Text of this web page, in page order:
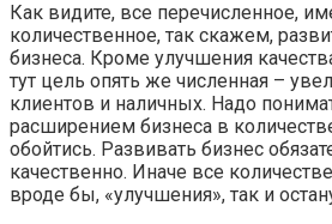
Как видите, все перечисленное,
количественное, так скажем,
бизнеса. Кроме улучшения
тут цель опять же численная –
клиентов и наличных. Надо
расширением бизнеса в
обойтись. Развивать бизнес
качественно. Иначе все
вроде бы, «улучшения», так и